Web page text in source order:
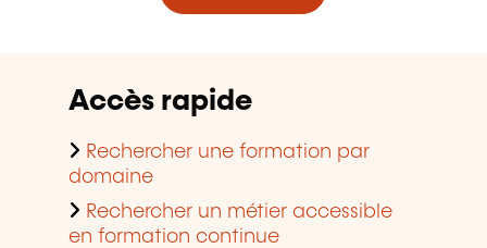
Accès rapide
Rechercher une formation par
domaine
Rechercher un métier accessible
en formation continue